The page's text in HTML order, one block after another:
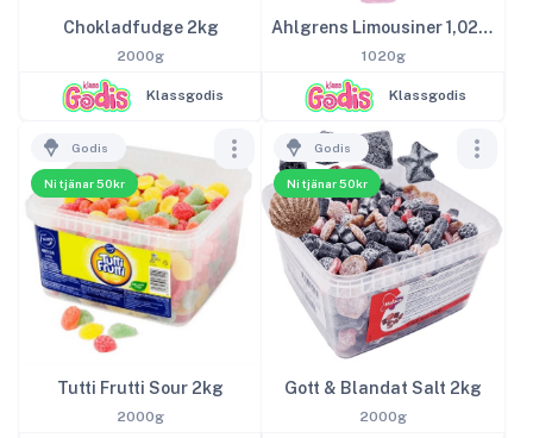
Chokladfudge 2kg
2000g
Klassgodis
Ahlgrens Limousiner 1,02kg
1020g
Klassgodis
Ni tjänar 50kr
Godis
Tutti Frutti Sour 2kg
2000g
Ni tjänar 50kr
Godis
Gott & Blandat Salt 2kg
2000g